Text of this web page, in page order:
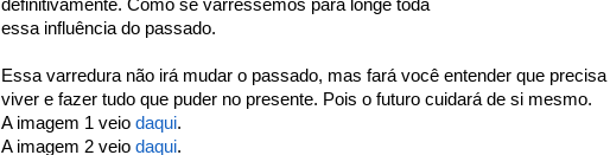
definitivamente. Como se varrêssemos para longe toda
essa influência do passado.
Essa varredura não irá mudar o passado, mas fará você entender que precisa
viver e fazer tudo que puder no presente. Pois o futuro cuidará de si mesmo.
A imagem 1 veio daqui.
A imagem 2 veio daqui.